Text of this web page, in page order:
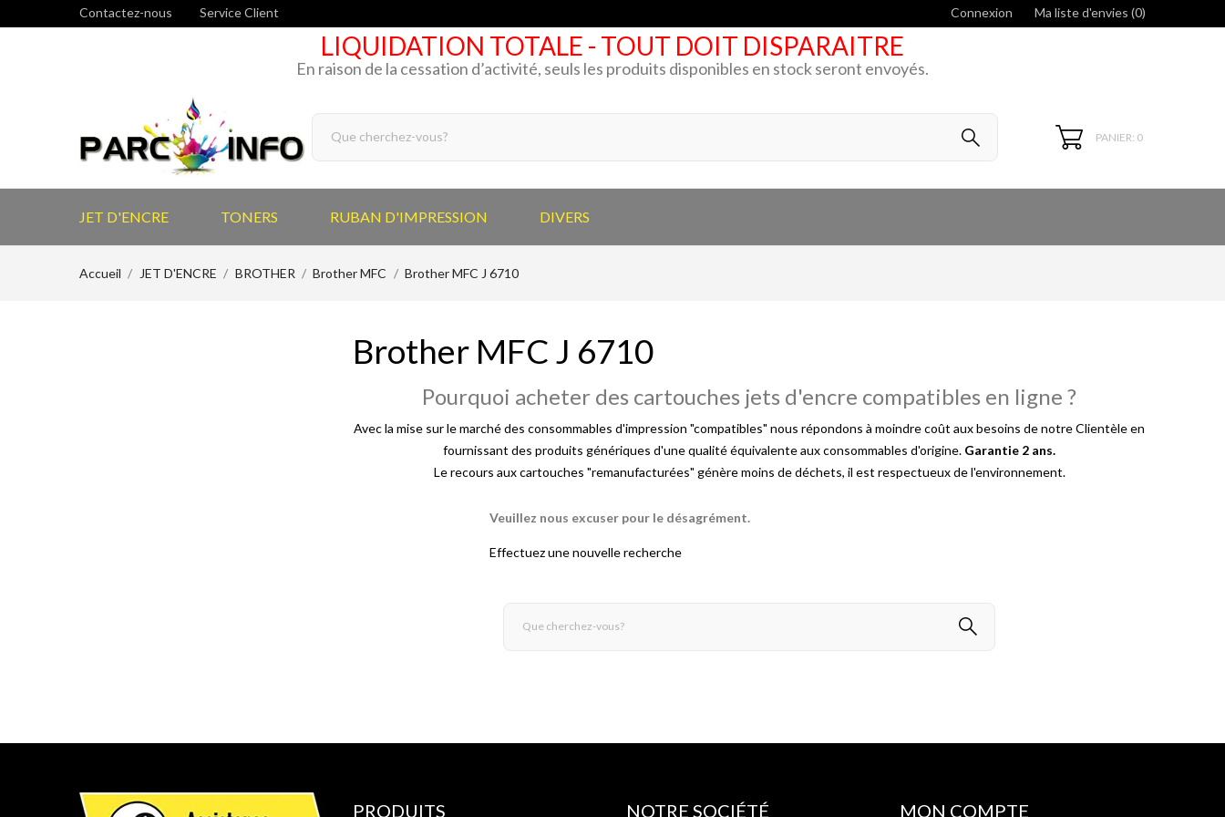
Contactez-nous Service Client Connexion Ma liste d'envies (0)
LIQUIDATION TOTALE - TOUT DOIT DISPARAITRE
En raison de la cessation d’activité, seuls les produits disponibles en stock seront envoyés.
PANIER: 0
JET D'ENCRE TONERS RUBAN D'IMPRESSION DIVERS
Accueil JET D'ENCRE BROTHER Brother MFC Brother MFC J 6710
Brother MFC J 6710
Pourquoi acheter des cartouches jets d'encre compatibles en ligne ?
Avec la mise sur le marché des consommables d'impression "compatibles" nous répondons à moindre coût aux besoins de notre Clientèle en
fournissant des produits génériques d'une qualité équivalente aux consommables d'origine. Garantie 2 ans.
Le recours aux cartouches "remanufacturées" génère moins de déchets, il est respectueux de l'environnement.
Veuillez nous excuser pour le désagrément.
Effectuez une nouvelle recherche
PRODUITS NOTRE SOCIÉTÉ MON COMPTE